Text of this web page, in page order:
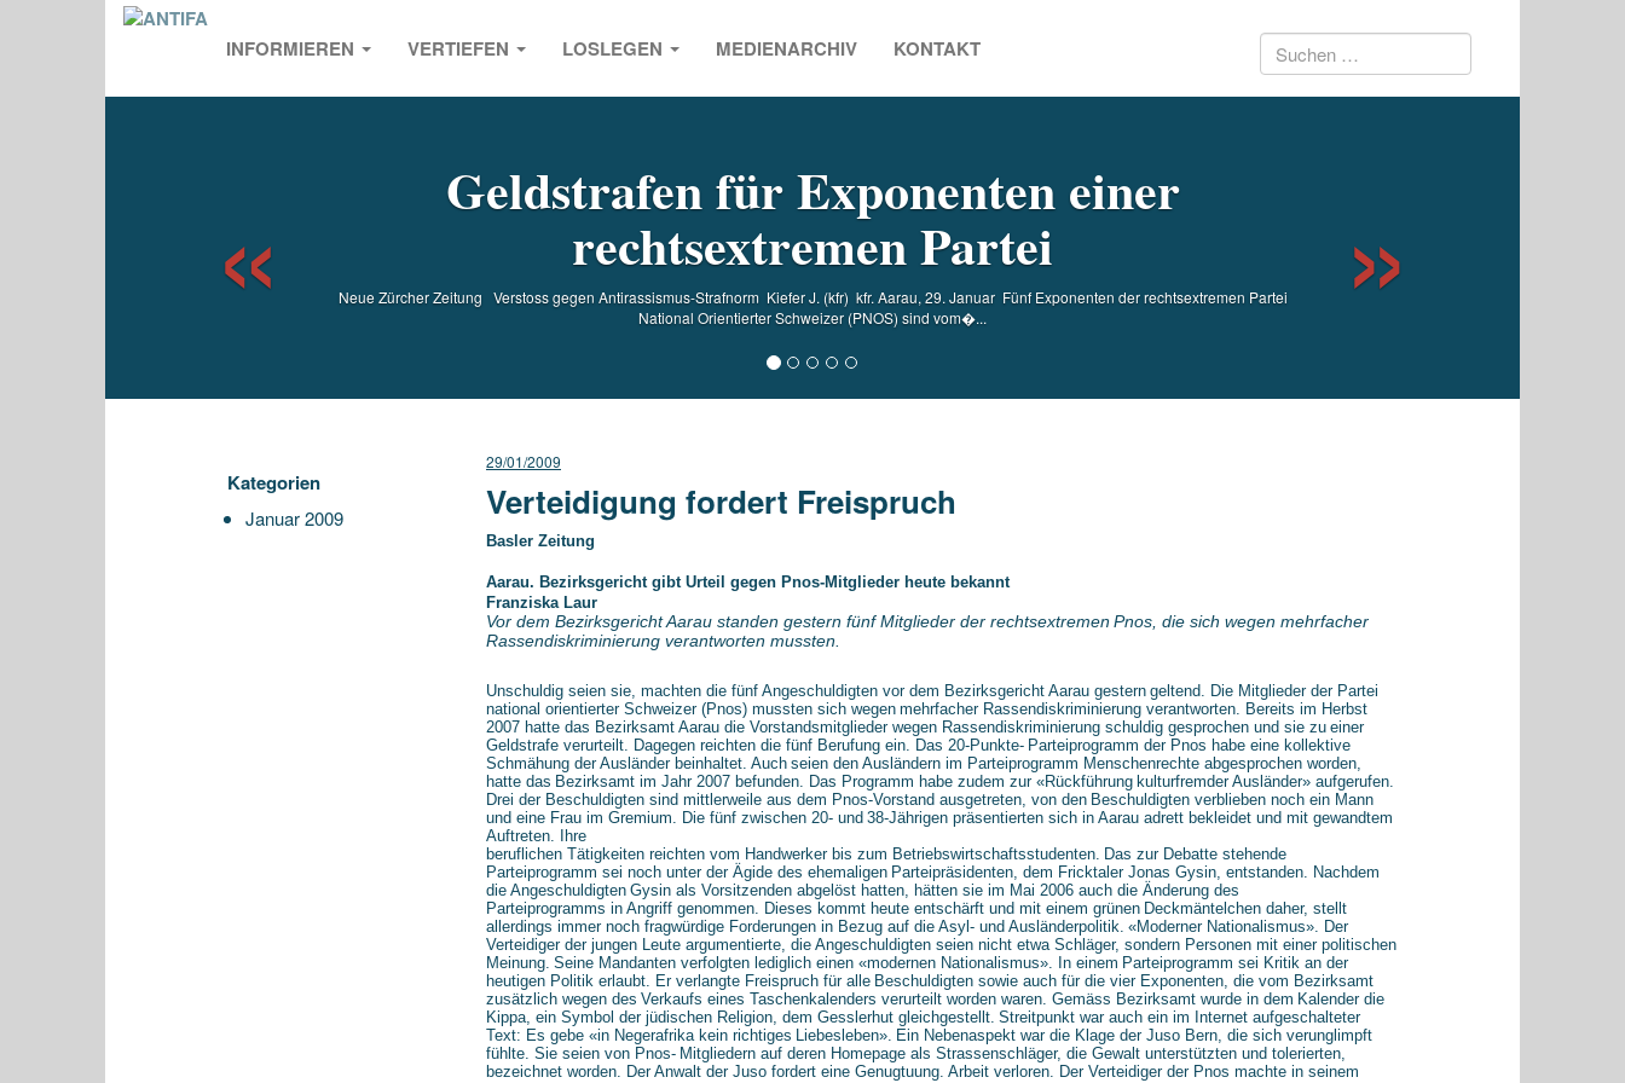
INFORMIEREN VERTIEFEN LOSLEGEN MEDIENARCHIV KONTAKT Suchen
Geldstrafen für Exponenten einer
rechtsextremen Partei
Neue Zürcher Zeitung Verstoss gegen Antirassismus-Strafnorm Kiefer J. (kfr) kfr. Aarau, 29. Januar Fünf Exponenten der rechtsextremen Partei
National Orientierter Schweizer (PNOS) sind vom�...
Previous
Kategorien
Januar 2009
29/01/2009
Verteidigung fordert Freispruch
Basler Zeitung
Aarau. Bezirksgericht gibt Urteil gegen Pnos-Mitglieder heute bekannt
Franziska Laur
Vor dem Bezirksgericht Aarau standen gestern fünf Mitglieder der rechtsextremenPnos, die sich wegen mehrfacher
Rassendiskriminierung verantworten mussten.
Unschuldig seien sie, machten die fünf Angeschuldigten vor dem Bezirksgericht Aarau gestern geltend. Die Mitglieder der Partei
national orientierter Schweizer (Pnos) mussten sich wegen mehrfacher Rassendiskriminierung verantworten. Bereits im Herbst
2007 hatte das Bezirksamt Aarau die Vorstandsmitglieder wegen Rassendiskriminierung schuldig gesprochen und sie zu einer
Geldstrafe verurteilt. Dagegen reichten die fünf Berufung ein. Das 20-Punkte- Parteiprogramm der Pnos habe eine kollektive
Schmähung der Ausländer beinhaltet. Auch seien den Ausländern im Parteiprogramm Menschenrechte abgesprochen worden,
hatte das Bezirksamt im Jahr 2007 befunden. Das Programm habe zudem zur «Rückführung kulturfremder Ausländer» aufgerufen.
Drei der Beschuldigten sind mittlerweile aus dem Pnos-Vorstand ausgetreten, von den Beschuldigten verblieben noch ein Mann
und eine Frau im Gremium. Die fünf zwischen 20- und 38-Jährigen präsentierten sich in Aarau adrett bekleidet und mit gewandtem
Auftreten. Ihre
beruflichen Tätigkeiten reichten vom Handwerker bis zum Betriebswirtschaftsstudenten. Das zur Debatte stehende
Parteiprogramm sei noch unter der Ägide des ehemaligen Parteipräsidenten, dem Fricktaler Jonas Gysin, entstanden. Nachdem
die Angeschuldigten Gysin als Vorsitzenden abgelöst hatten, hätten sie im Mai 2006 auch die Änderung des
Parteiprogramms in Angriff genommen. Dieses kommt heute entschärft und mit einem grünen Deckmäntelchen daher, stellt
allerdings immer noch fragwürdige Forderungen in Bezug auf die Asyl- und Ausländerpolitik. «Moderner Nationalismus». Der
Verteidiger der jungen Leute argumentierte, die Angeschuldigten seien nicht etwa Schläger, sondern Personen mit einer politischen
Meinung. Seine Mandanten verfolgten lediglich einen «modernen Nationalismus». In einem Parteiprogramm sei Kritik an der
heutigen Politik erlaubt. Er verlangte Freispruch für alle Beschuldigten sowie auch für die vier Exponenten, die vom Bezirksamt
zusätzlich wegen des Verkaufs eines Taschenkalenders verurteilt worden waren. Gemäss Bezirksamt wurde in dem Kalender die
Kippa, ein Symbol der jüdischen Religion, dem Gesslerhut gleichgestellt. Streitpunkt war auch ein im Internet aufgeschalteter
Text: Es gebe «in Negerafrika kein richtiges Liebesleben». Ein Nebenaspekt war die Klage der Juso Bern, die sich verunglimpft
fühlte. Sie seien von Pnos- Mitgliedern auf deren Homepage als Strassenschläger, die Gewalt unterstützten und tolerierten,
bezeichnet worden. Der Anwalt der Juso fordert eine Genugtuung. Arbeit verloren. Der Verteidiger der Pnos machte in seinem